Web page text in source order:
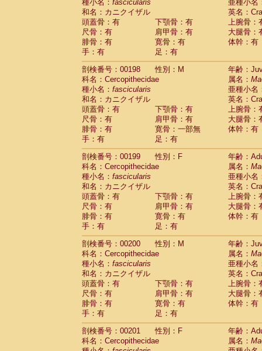
種小名： fascicularis
亜種小名
和名：カニクイザル
英名：
頭蓋骨：有
下顎骨：有
上腕骨：
尺骨：有
肩甲骨：有
大腿骨：
腓骨：有
寛骨：有
体幹：有
手：有
足：有
剖検番号：00198
性別：M
年齢：
科名：Cercopithecidae
属名：
種小名： fascicularis
亜種小名
和名：カニクイザル
英名：
頭蓋骨：有
下顎骨：有
上腕骨：
尺骨：有
肩甲骨：有
大腿骨：
腓骨：有
寛骨：一部無
体幹：有
手：有
足：有
剖検番号：00199
性別：F
年齢：
科名：Cercopithecidae
属名：
種小名： fascicularis
亜種小名
和名：カニクイザル
英名：
頭蓋骨：有
下顎骨：有
上腕骨：
尺骨：有
肩甲骨：有
大腿骨：
腓骨：有
寛骨：有
体幹：有
手：有
足：有
剖検番号：00200
性別：M
年齢：
科名：Cercopithecidae
属名：
種小名： fascicularis
亜種小名
和名：カニクイザル
英名：
頭蓋骨：有
下顎骨：有
上腕骨：
尺骨：有
肩甲骨：有
大腿骨：
腓骨：有
寛骨：有
体幹：有
手：有
足：有
剖検番号：00201
性別：F
年齢：
科名：Cercopithecidae
属名：